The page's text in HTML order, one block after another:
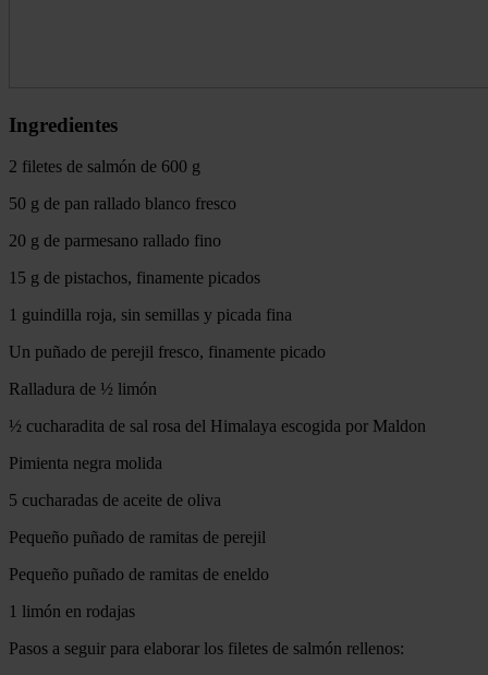
Ingredientes
2 filetes de salmón de 600 g
50 g de pan rallado blanco fresco
20 g de parmesano rallado fino
15 g de pistachos, finamente picados
1 guindilla roja, sin semillas y picada fina
Un puñado de perejil fresco, finamente picado
Ralladura de ½ limón
½ cucharadita de sal rosa del Himalaya escogida por Maldon
Pimienta negra molida
5 cucharadas de aceite de oliva
Pequeño puñado de ramitas de perejil
Pequeño puñado de ramitas de eneldo
1 limón en rodajas
Pasos a seguir para elaborar los filetes de salmón rellenos: